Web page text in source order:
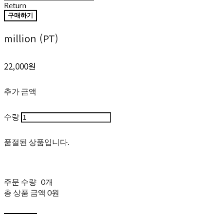
Return
구매하기
million (PT)
22,000원
추가 금액
수량
품절된 상품입니다.
주문 수량 0개
총 상품 금액 0원